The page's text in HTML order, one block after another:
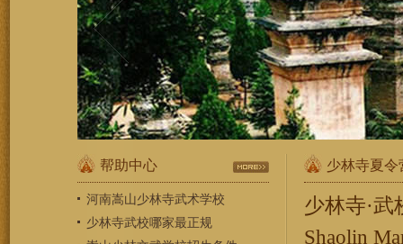
帮助中心
河南嵩山少林寺武术学校
少林寺武校哪家最正规
少林寺夏
少林寺·武
Shaolin